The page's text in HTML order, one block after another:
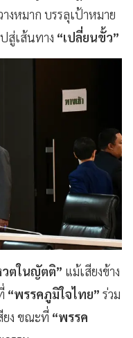
งหมาก บรรลุเป้าหมาย
สู่เส้นทาง “เปลี่ยนขั้ว”
วตในญัตติ” แม้เสียงข้าง
“พรรคภูมิใจไทย” ร่วม
ยง ขณะที่ “พรรค